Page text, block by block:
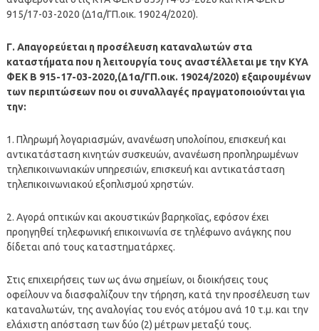
915/17-03-2020 (Δ1α/ΓΠ.οικ. 19024/2020).
Γ. Απαγορεύεται η προσέλευση καταναλωτών στα
καταστήματα που η λειτουργία τους αναστέλλεται με την ΚΥΑ
ΦΕΚ Β 915-17-03-2020,(Δ1α/ΓΠ.οικ. 19024/2020) εξαιρουμένων
των περιπτώσεων που οι συναλλαγές πραγματοποιούνται για
την:
1. Πληρωμή λογαριασμών, ανανέωση υπολοίπου, επισκευή και
αντικατάσταση κινητών συσκευών, ανανέωση προπληρωμένων
τηλεπικοινωνιακών υπηρεσιών, επισκευή και αντικατάσταση
τηλεπικοινωνιακού εξοπλισμού χρηστών.
2. Αγορά οπτικών και ακουστικών βαρηκοΐας, εφόσον έχει
προηγηθεί τηλεφωνική επικοινωνία σε τηλέφωνο ανάγκης που
δίδεται από τους καταστηματάρχες.
Στις επιχειρήσεις των ως άνω σημείων, οι διοικήσεις τους
οφείλουν να διασφαλίζουν την τήρηση, κατά την προσέλευση των
καταναλωτών, της αναλογίας του ενός ατόμου ανά 10 τ.μ. και την
ελάχιστη απόσταση των δύο (2) μέτρων μεταξύ τους.